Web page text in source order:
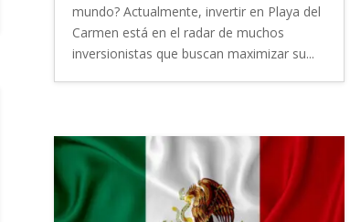
mundo? Actualmente, invertir en Playa del
Carmen está en el radar de muchos
inversionistas que buscan maximizar su...